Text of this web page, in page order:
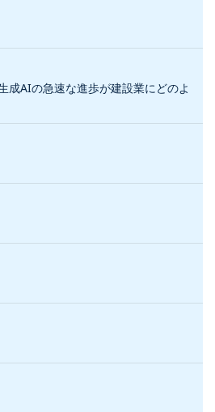
成AIの急速な進歩が建設業にどのよ